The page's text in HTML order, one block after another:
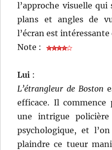
l’approche visuelle
plans et angles de
l’écran est
Note :
Lui :
L’étrangleur de Boston
efficace. Il commence
une intrigue
psychologique, et
plaindre ce tueur